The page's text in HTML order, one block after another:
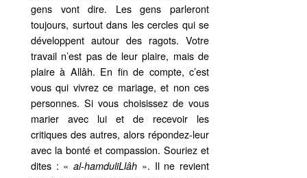
gens vont dire. Les gens parleront
toujours, surtout dans les cercles qui se
développent autour des ragots. Votre
travail n’est pas de leur plaire, mais de
plaire à Allâh. En fin de compte, c’est
vous qui vivrez ce mariage, et non ces
personnes. Si vous choisissez de vous
marier avec lui et de recevoir les
critiques des autres, alors répondez-leur
avec la bonté et compassion. Souriez et
dites : «al-hamduliLlâh ». Il ne revient